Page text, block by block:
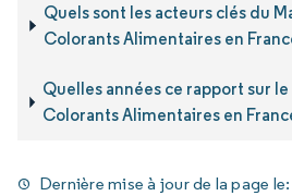
Quels sont les acteurs clés du
Colorants Alimentaires en
Quelles années ce rapport sur
Colorants Alimentaires en
Dernière mise à jour de la page le: